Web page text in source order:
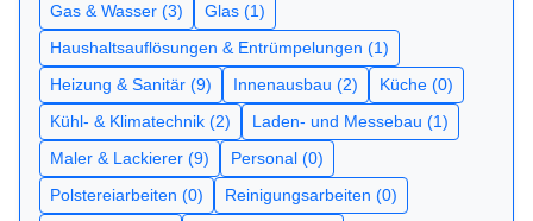
Gas & Wasser (3)
Glas (1)
Haushaltsauflösungen & Entrümpelungen (1)
Heizung & Sanitär (9)
Innenausbau (2)
Küche (0)
Kühl- & Klimatechnik (2)
Laden- und Messebau (1)
Maler & Lackierer (9)
Personal (0)
Polstereiarbeiten (0)
Reinigungsarbeiten (0)